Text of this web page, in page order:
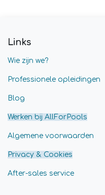
Links
Wie zijn we?
Professionele opleidingen
Blog
Werken bij AllForPools
Algemene voorwaarden
Privacy & Cookies
After-sales service